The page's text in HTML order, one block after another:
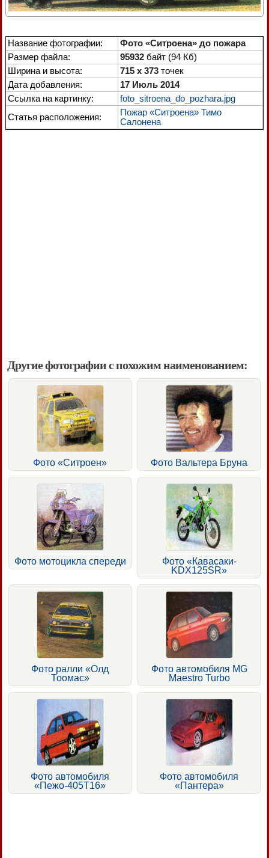
Название фотографии:
Фото «Ситроена» до пожара
Размер файла:
95932 байт (94 Кб)
Ширина и высота:
715 x 373 точек
Дата добавления:
17 Июль 2014
Ссылка на картинку:
foto_sitroena_do_pozhara.jpg
Статья расположения:
Пожар «Ситроена» Тимо
Салонена
Другие фотографии с похожим наименованием:
Фото «Ситроен» Фото Вальтера Бруна
Фото мотоцикла спереди
Фото «Кавасаки-
KDX125SR»
Фото ралли «Олд
Тоомас»
Фото автомобиля MG
Maestro Turbo
Фото автомобиля
«Пежо-405Т16»
Фото автомобиля
«Пантера»